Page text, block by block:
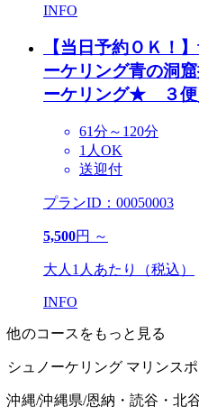
INFO
【当日予約ＯＫ！
ーケリング青の洞
ーケリング★ ３便
61分～120分
1人OK
送迎付
プランID：00050003
5,500円 ～
大人1人あたり（税込）
INFO
他のコースをもっと見る
シュノーケリング マリンス
沖縄/沖縄県/恩納・読谷・北